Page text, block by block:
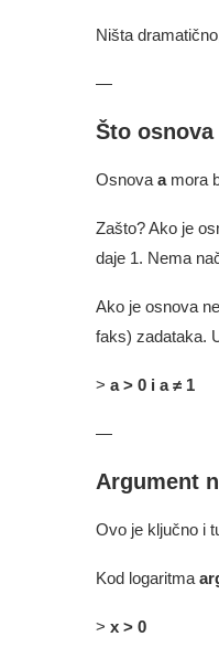
Ništa
—
Što
Osnova amora
Zašto? Ako je
daje 1. Nema
Ako je osnova
faks) zadataka.
> a > 0 i a ≠ 1
—
Argument
Ovo je ključno i
Kod logaritma
> x > 0